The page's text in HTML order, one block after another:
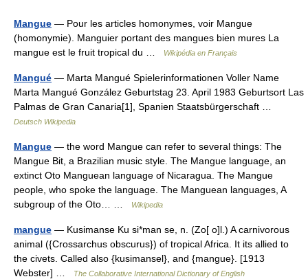
Mangue — Pour les articles homonymes, voir Mangue
(homonymie). Manguier portant des mangues bien mures La
mangue est le fruit tropical du …
Wikipédia en Français
Mangué — Marta Mangué Spielerinformationen Voller Name
Marta Mangué González Geburtstag 23. April 1983 Geburtsort Las
Palmas de Gran Canaria[1], Spanien Staatsbürgerschaft …
Deutsch Wikipedia
Mangue — the word Mangue can refer to several things: The
Mangue Bit, a Brazilian music style. The Mangue language, an
extinct Oto Manguean language of Nicaragua. The Mangue
people, who spoke the language. The Manguean languages, A
subgroup of the Oto… …
Wikipedia
mangue — Kusimanse Ku si*man se, n. (Zo[ o]l.) A carnivorous
animal ({Crossarchus obscurus}) of tropical Africa. It its allied to
the civets. Called also {kusimansel}, and {mangue}. [1913
Webster] …
The Collaborative International Dictionary of English